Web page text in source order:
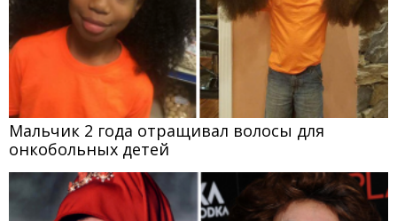
Мальчик 2 года отращивал волосы для
онкобольных детей